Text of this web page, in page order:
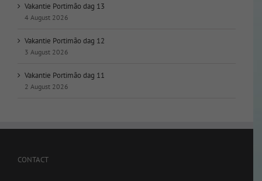
Vakantie Portimão dag 13
4 August 2026
Vakantie Portimão dag 12
3 August 2026
Vakantie Portimão dag 11
2 August 2026
CONTACT